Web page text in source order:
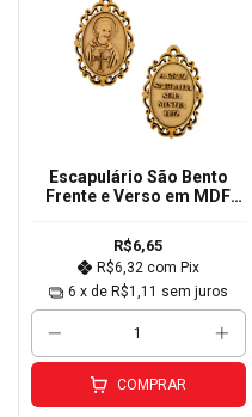
Escapulário São Bento
Frente e Verso em MDF
R$6,65
R$6,32 com Pix
6 x de R$1,11 sem juros
COMPRAR